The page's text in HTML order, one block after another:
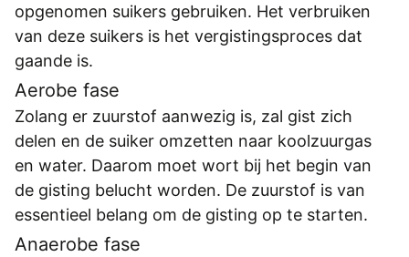
opgenomen suikers gebruiken. Het verbruiken
van deze suikers is het vergistingsproces dat
gaande is.
Aerobe fase
Zolang er zuurstof aanwezig is, zal gist zich
delen en de suiker omzetten naar koolzuurgas
en water. Daarom moet wort bij het begin van
de gisting belucht worden. De zuurstof is van
essentieel belang om de gisting op te starten.
Anaerobe fase